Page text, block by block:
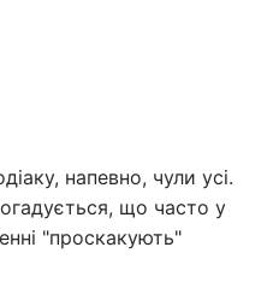
напевно, чули усі.
що часто у
"проскакують"